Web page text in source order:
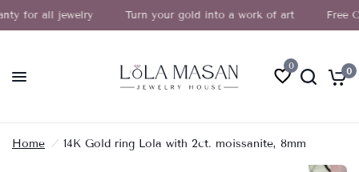
all jewelry Turn your gold into a work of art Free
0 0
Home / 14K Gold ring Lola with 2ct. moissanite, 8mm